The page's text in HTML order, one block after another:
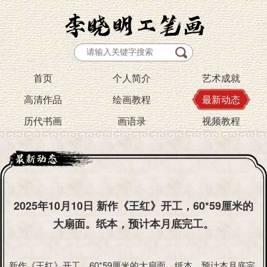
首页 个人简介
艺术成就
高清作品
绘画教程
最新动态
历代书画
画语录 视频教程
2025年10月10日 新作《王红》开工，60*59厘米的
大扇面。纸本，预计本月底完工。